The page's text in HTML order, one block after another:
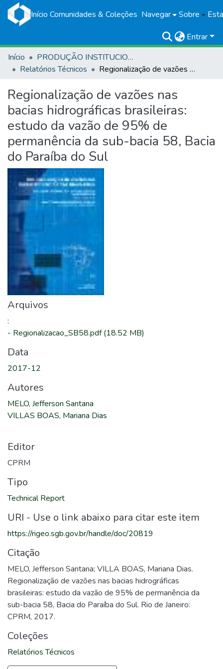
Início Comunidades & Coleções Navegar Sobre
Entrar
Início
PRODUÇÃO INSTITUCIONAL
Relatórios Técnicos
Regionalização de vazões nas bacias hidrográficas brasileiras: estudo da vazão de 95% de permanência da sub-bacia 58, Bacia do Paraíba do Sul
Regionalização de vazões nas
bacias hidrográficas brasileiras:
estudo da vazão de 95% de
permanência da sub-bacia 58, Bacia
do Paraíba do Sul
Arquivos
:
- Regionalizacao_SB58.pdf(18.52 MB)
Data
2017-12
Autores
MELO, Jefferson Santana
VILLAS BOAS, Mariana Dias
Editor
CPRM
Tipo
Technical Report
URI - Use o link abaixo para citar este item
https://rigeo.sgb.gov.br/handle/doc/20819
Citação
MELO, Jefferson Santana; VILLA BOAS, Mariana Dias.
Regionalização de vazões nas bacias hidrográficas
brasileiras: estudo da vazão de 95% de permanência da
sub-bacia 58, Bacia do Paraíba do Sul. Rio de Janeiro:
CPRM, 2017.
Coleções
Relatórios Técnicos